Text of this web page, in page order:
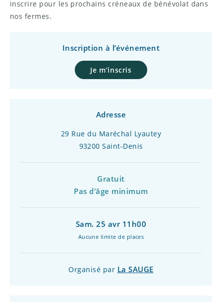
inscrire pour les prochains créneaux de bénévolat dans
nos fermes.
Inscription à l’événement
Je m’inscris
Adresse
29 Rue du Maréchal Lyautey
93200 Saint-Denis
Gratuit
Pas d'âge minimum
Sam. 25 avr 11h00
Aucune limite de places
Organisé par La SAUGE